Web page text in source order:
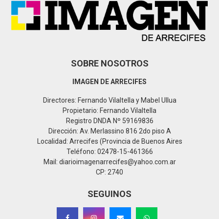
SOBRE NOSOTROS
IMAGEN DE ARRECIFES
Directores: Fernando Vilaltella y Mabel Ullua
Propietario: Fernando Vilaltella
Registro DNDA Nº 59169836
Dirección: Av. Merlassino 816 2do piso A
Localidad: Arrecifes (Provincia de Buenos Aires
Teléfono: 02478-15-461366
Mail: diarioimagenarrecifes@yahoo.com.ar
CP: 2740
SEGUINOS